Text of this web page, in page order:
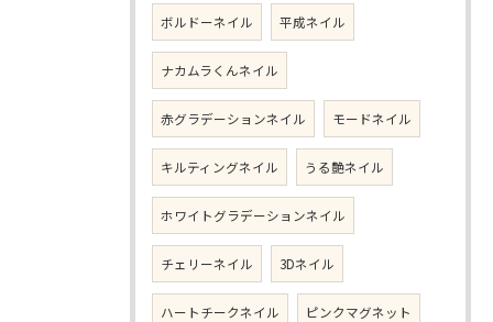
ボルドーネイル 平成ネイル
ナカムラくんネイル
赤グラデーションネイル モードネイル
キルティングネイル うる艶ネイル
ホワイトグラデーションネイル
チェリーネイル 3Dネイル
ハートチークネイル ピンクマグネット